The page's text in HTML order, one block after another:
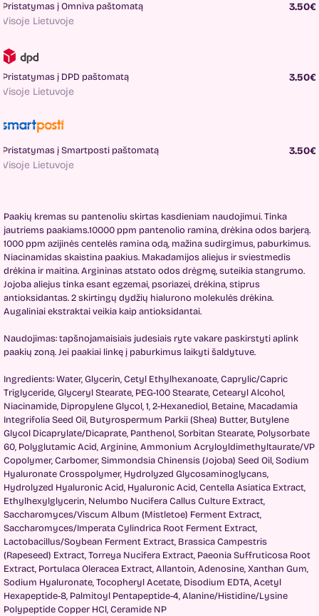
Pristatymas į Omniva paštomatą
Visoje Lietuvoje
3.50€
Pristatymas į DPD paštomatą
Visoje Lietuvoje
3.50€
Pristatymas į Smartposti paštomatą
Visoje Lietuvoje
3.50€
Paakių kremas su pantenoliu skirtas kasdieniam naudojimui. Tinka
jautriems paakiams.10000 ppm pantenolio ramina, drėkina odos barjerą.
1000 ppm azijinės centelės ramina odą, mažina sudirgimus, paburkimus.
Niacinamidas skaistina paakius. Makadamijos aliejus ir sviestmedis
drėkina ir maitina. Argininas atstato odos drėgmę, suteikia stangrumo.
Jojoba aliejus tinka esant egzemai, psoriazei, drėkina, stiprus
antioksidantas. 2 skirtingų dydžių hialurono molekulės drėkina.
Augaliniai ekstraktai veikia kaip antioksidantai.
Naudojimas: tapšnojamaisiais judesiais ryte vakare paskirstyti aplink
paakių zoną. Jei paakiai linkę į paburkimus laikyti šaldytuve.
Ingredients: Water, Glycerin, Cetyl Ethylhexanoate, Caprylic/Capric
Triglyceride, Glyceryl Stearate, PEG-100 Stearate, Cetearyl Alcohol,
Niacinamide, Dipropylene Glycol, 1, 2-Hexanediol, Betaine, Macadamia
Integrifolia Seed Oil, Butyrospermum Parkii (Shea) Butter, Butylene
Glycol Dicaprylate/Dicaprate, Panthenol, Sorbitan Stearate, Polysorbate
60, Polyglutamic Acid, Arginine, Ammonium Acryloyldimethyltaurate/VP
Copolymer, Carbomer, Simmondsia Chinensis (Jojoba) Seed Oil, Sodium
Hyaluronate Crosspolymer, Hydrolyzed Glycosaminoglycans,
Hydrolyzed Hyaluronic Acid, Hyaluronic Acid, Centella Asiatica Extract,
Ethylhexylglycerin, Nelumbo Nucifera Callus Culture Extract,
Saccharomyces/Viscum Album (Mistletoe) Ferment Extract,
Saccharomyces/Imperata Cylindrica Root Ferment Extract,
Lactobacillus/Soybean Ferment Extract, Brassica Campestris
(Rapeseed) Extract, Torreya Nucifera Extract, Paeonia Suffruticosa Root
Extract, Portulaca Oleracea Extract, Allantoin, Adenosine, Xanthan Gum,
Sodium Hyaluronate, Tocopheryl Acetate, Disodium EDTA, Acetyl
Hexapeptide-8, Palmitoyl Pentapeptide-4, Alanine/Histidine/Lysine
Polypeptide Copper HCl, Ceramide NP